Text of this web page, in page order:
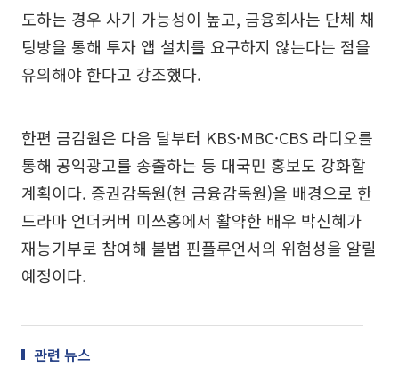
도하는 경우 사기 가능성이 높고, 금융회사는 단체 채
팅방을 통해 투자 앱 설치를 요구하지 않는다는 점을
유의해야 한다고 강조했다.
한편 금감원은 다음 달부터 KBS·MBC·CBS 라디오를
통해 공익광고를 송출하는 등 대국민 홍보도 강화할
계획이다. 증권감독원(현 금융감독원)을 배경으로 한
드라마 언더커버 미쓰홍에서 활약한 배우 박신혜가
재능기부로 참여해 불법 핀플루언서의 위험성을 알릴
예정이다.
관련 뉴스